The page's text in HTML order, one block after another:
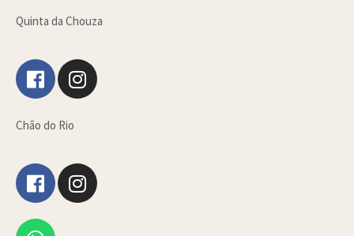
Quinta da Chouza
Chão do Rio